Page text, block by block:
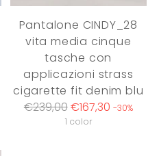
Pantalone CINDY_28
vita media cinque
tasche con
applicazioni strass
cigarette fit denim blu
Regular
€239,00€167,30 -30%
1 color